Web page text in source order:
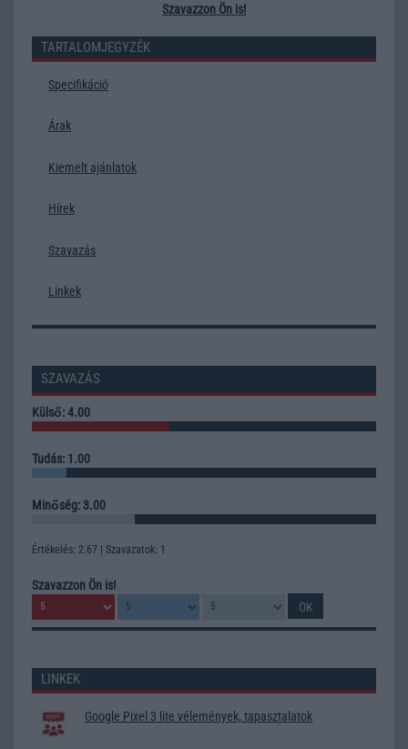
Szavazzon Ön is!
TARTALOMJEGYZÉK
Specifikáció
Árak
Kiemelt ajánlatok
Hírek
Szavazás
Linkek
SZAVAZÁS
Külső: 4.00
Tudás: 1.00
Minőség: 3.00
Értékelés: 2.67 | Szavazatok: 1
Szavazzon Ön is!
LINKEK
Google Pixel 3 lite vélemények, tapasztalatok